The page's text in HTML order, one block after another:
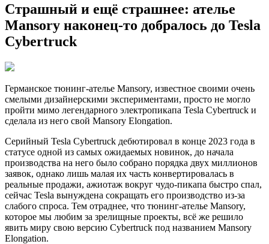
Страшный и ещё страшнее: ателье
Mansory наконец-то добралось до Tesla
Cybertruck
Германское тюнинг-ателье Mansory, известное своими очень
смелыми дизайнерскими экспериментами, просто не могло
пройти мимо легендарного электропикапа Tesla Cybertruck и
сделала из него свой Mansory Elongation.
Серийный Tesla Cybertruck дебютировал в конце 2023 года в
статусе одной из самых ожидаемых новинок, до начала
производства на него было собрано порядка двух миллионов
заявок, однако лишь малая их часть конвертировалась в
реальные продажи, ажиотаж вокруг чудо-пикапа быстро спал,
сейчас Tesla вынуждена сокращать его производство из-за
слабого спроса. Тем отраднее, что тюнинг-ателье Mansory,
которое мы любим за зрелищные проекты, всё же решило
явить миру свою версию Cybertruck под названием Mansory
Elongation.